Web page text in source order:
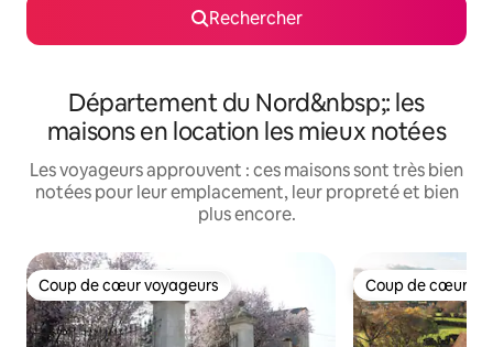
Rechercher
Département du Nord&nbsp;: les
maisons en location les mieux notées
Les voyageurs approuvent : ces maisons sont très bien
notées pour leur emplacement, leur propreté et bien
plus encore.
Coup de cœur voyageurs
Coup de cœur voyageurs Coup de cœur
Coup de cœur